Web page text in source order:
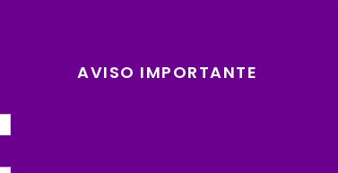
AVISO IMPORTANTE